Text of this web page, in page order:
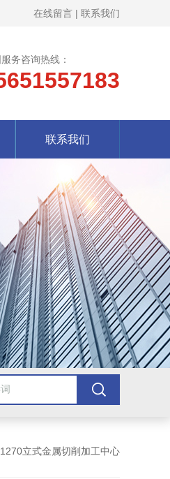
在线留言 | 联系我们
务咨询热线：
联系我们
立式金属切削加工中心